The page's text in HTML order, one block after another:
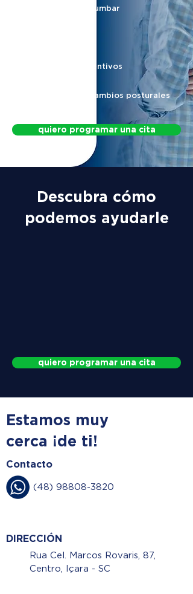
Hernia de disco lumbar
Protocolos preventivos
Protocolo para cambios posturales
quiero programar una cita
Descubra cómo
podemos ayudarle
quiero programar una cita
Estamos muy
cerca ¡de ti!
Contacto
(48) 98808-3820
DIRECCIÓN
Rua Cel. Marcos Rovaris, 87,
Centro, Içara - SC